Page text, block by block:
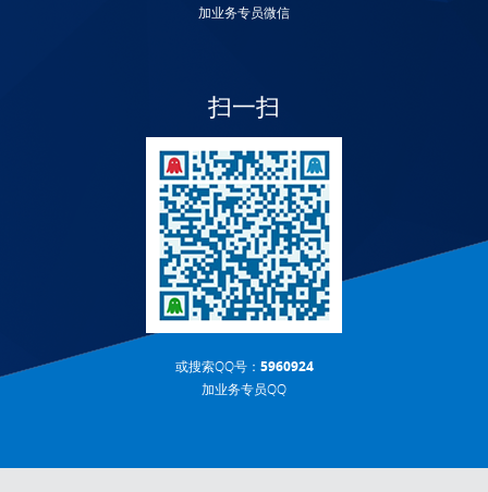
加业务专员微信
扫一扫
或搜索QQ号： 5960924
加业务专员QQ